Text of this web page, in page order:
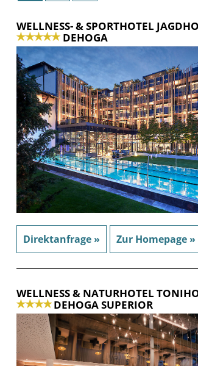
WELLNESS- & SPORTHOTEL
DEHOGA
Direktanfrage » Zur Homepage »
WELLNESS & NATURHOTEL
DEHOGA SUPERIOR